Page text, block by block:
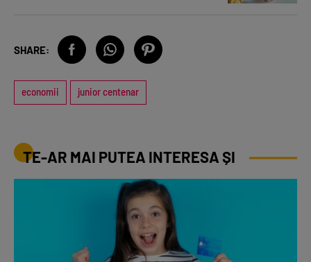
SHARE:
economii junior centenar
TE-AR MAI PUTEA INTERESA ȘI